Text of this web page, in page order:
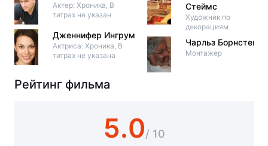
Актер: Хроника, В
титрах не указан
Дженнифер Ингрум
Актриса: Хроника, В
титрах не указана
Стеймс
Художник по
декорациям
Чарльз Борнстейн
Монтажер
Рейтинг фильма
5.0/ 10